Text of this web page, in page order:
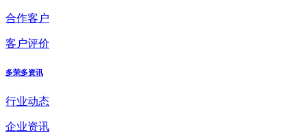
合作客户
客户评价
多荣多资讯
行业动态
企业资讯